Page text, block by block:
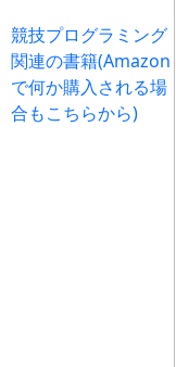
競技プログラミング
関連の書籍(Amazon
で何か購入される場
合もこちらから)